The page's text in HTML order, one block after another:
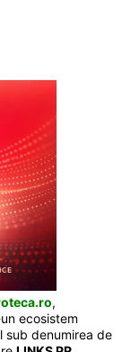
,
ecosistem
sub denumirea de